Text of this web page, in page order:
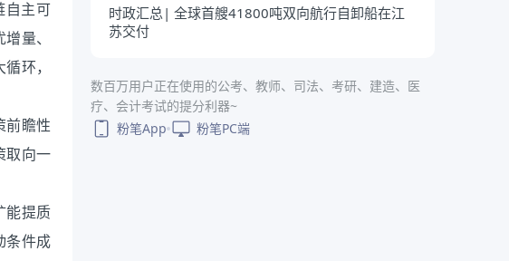
自主可
量、
环，
前瞻性
取向一
能提质
条件成
时政汇总| 全球首艘41800吨双向航行自卸船在江
苏交付
数百万用户正在使用的公考、教师、司法、考研、建造、医
疗、会计考试的提分利器~
粉笔App
粉笔PC端